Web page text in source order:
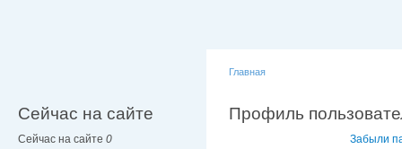
Сейчас на сайте
Сейчас на сайте 0
Главная
Профиль
Забыли